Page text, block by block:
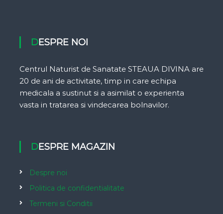
DESPRE NOI
Centrul Naturist de Sanatate STEAUA DIVINA are
20 de ani de activitate, timp in care echipa
medicala a sustinut si a asimilat o experienta
vasta in tratarea si vindecarea bolnavilor.
DESPRE MAGAZIN
Despre noi
Politica de confidentialitate
Termeni si Conditii